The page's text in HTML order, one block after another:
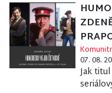
07. 08.
Jak